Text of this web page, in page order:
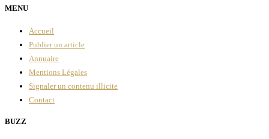
MENU
Accueil
Publier un article
Annuaire
Mentions Légales
Signaler un contenu illicite
Contact
BUZZ